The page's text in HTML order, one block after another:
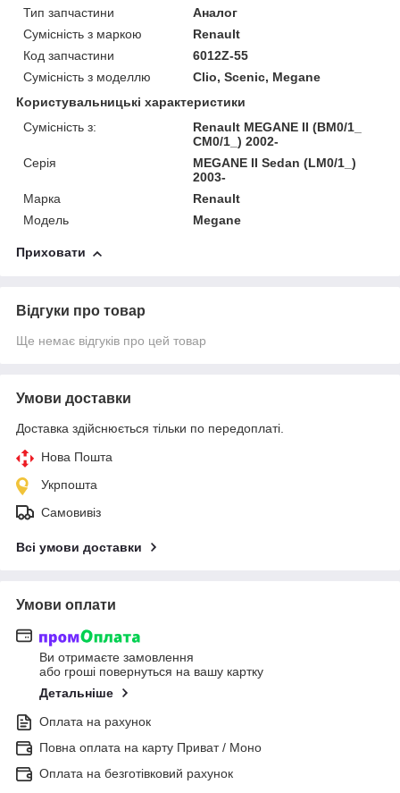
Тип запчастини
Аналог
Сумісність з маркою
Renault
Код запчастини
6012Z-55
Сумісність з моделлю
Clio, Scenic, Megane
Користувальницькі характеристики
Сумісність з:
Renault MEGANE II (BM0/1_
CM0/1_) 2002-
Серія
MEGANE II Sedan (LM0/1_)
2003-
Марка
Renault
Модель
Megane
Приховати
Відгуки про товар
Ще немає відгуків про цей товар
Умови доставки
Доставка здійснюється тільки по передоплаті.
Нова Пошта
Укрпошта
Самовивіз
Всі умови доставки
Умови оплати
Ви отримаєте замовлення
або гроші повернуться на вашу картку
Детальніше
Оплата на рахунок
Повна оплата на карту Приват / Моно
Оплата на безготівковий рахунок